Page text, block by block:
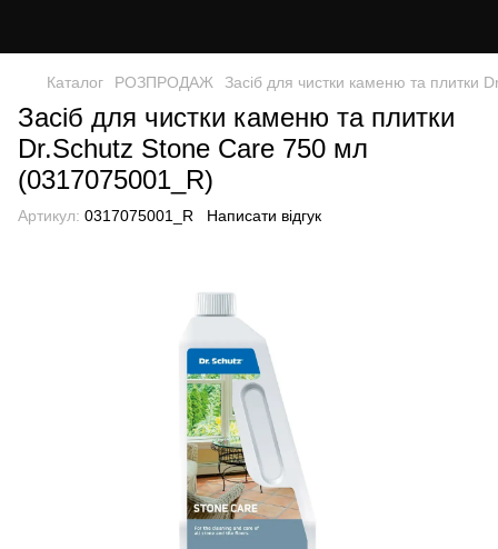
Каталог РОЗПРОДАЖ Засіб для чистки каменю та плитки
Засіб для чистки каменю та плитки
Dr.Schutz Stone Care 750 мл
(0317075001_R)
Артикул: 0317075001_R Написати відгук